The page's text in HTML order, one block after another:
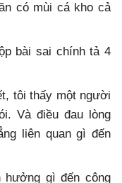
có mùi cá kho cả
bài sai chính tả 4
tôi thấy một người
Và điều đau lòng
liên quan gì đến
hưởng gì đến công